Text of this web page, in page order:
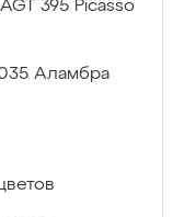
395 Picasso
Аламбра